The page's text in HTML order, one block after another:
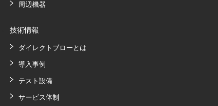
周辺機器
技術情報
ダイレクトブローとは
導入事例
テスト設備
サービス体制